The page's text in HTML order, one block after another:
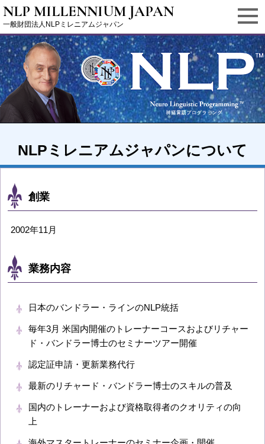
NLP MILLENNIUM JAPAN
一般財団法人NLPミレニアムジャパン
NLPミレニアムジャパンについて
創業
2002年11月
業務内容
日本のバンドラー・ラインのNLP統括
毎年3月 米国内開催のトレーナーコースおよびリチャー
ド・バンドラー博士のセミナーツアー開催
認定証申請・更新業務代行
最新のリチャード・バンドラー博士のスキルの普及
国内のトレーナーおよび資格取得者のクオリティの向
上